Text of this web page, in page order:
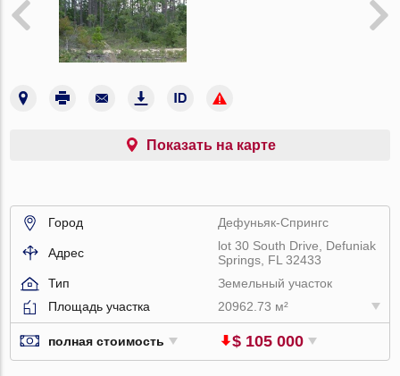
Показать на карте
Город Дефуньяк-Спрингс
Адрес
lot 30 South Drive, Defuniak
Springs, FL 32433
Тип
Земельный участок
Площадь участка
20962.73 м²
полная стоимость $ 105 000